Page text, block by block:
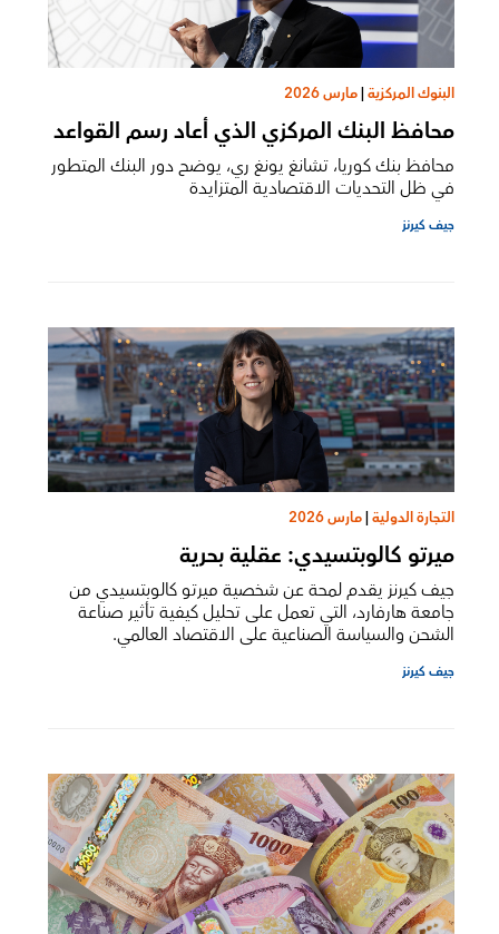
البنوك المركزية|مارس 2026
محافظ البنك المركزي الذي أعاد رسم القواعد
محافظ بنك كوريا، تشانغ يونغ ري، يوضح دور البنك المتطور
في ظل التحديات الاقتصادية المتزايدة
جيف كيرنز
التجارة الدولية|مارس 2026
ميرتو كالوبتسيدي: عقلية بحرية
جيف كيرنز يقدم لمحة عن شخصية ميرتو كالوبتسيدي من
جامعة هارفارد، التي تعمل على تحليل كيفية تأثير صناعة
الشحن والسياسة الصناعية على الاقتصاد العالمي.
جيف كيرنز